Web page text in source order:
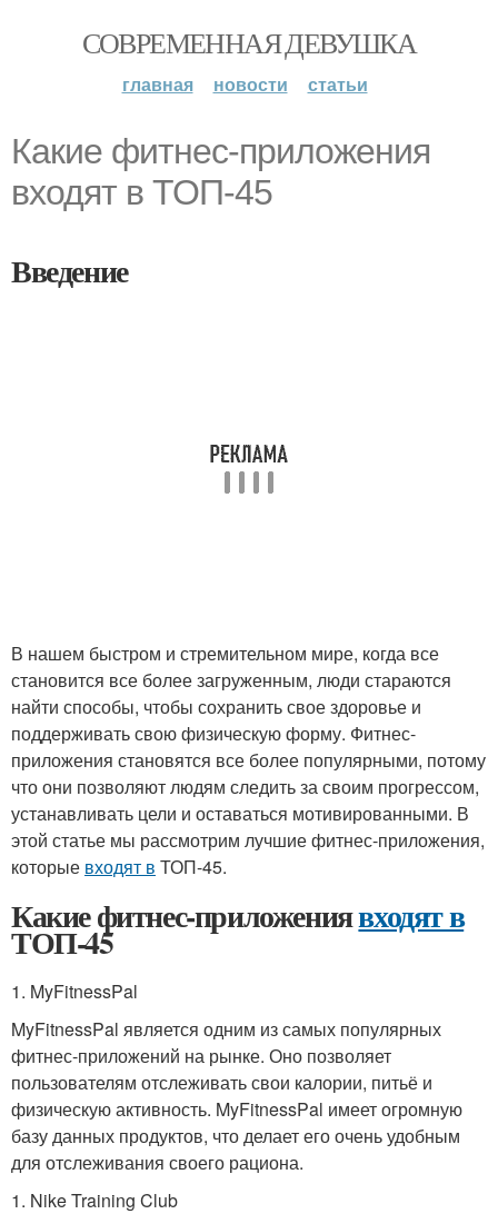
СОВРЕМЕННАЯ ДЕВУШКА
главная новости статьи
Какие фитнес-приложения
входят в ТОП-45
Введение
В нашем быстром и стремительном мире, когда все
становится все более загруженным, люди стараются
найти способы, чтобы сохранить свое здоровье и
поддерживать свою физическую форму. Фитнес-
приложения становятся все более популярными, потому
что они позволяют людям следить за своим прогрессом,
устанавливать цели и оставаться мотивированными. В
этой статье мы рассмотрим лучшие фитнес-приложения,
которые входят в ТОП-45.
Какие фитнес-приложениявходят в
ТОП-45
1. MyFitnessPal
MyFitnessPal является одним из самых популярных
фитнес-приложений на рынке. Оно позволяет
пользователям отслеживать свои калории, питьё и
физическую активность. MyFitnessPal имеет огромную
базу данных продуктов, что делает его очень удобным
для отслеживания своего рациона.
1. Nike Training Club